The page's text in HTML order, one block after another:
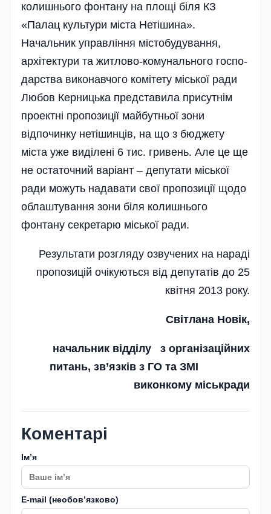
колишнього фонтану на площі біля КЗ
«Палац культури міста Нетішина».
Начальник управління містобудування,
архітектури та жит­лов­о-комунального госпо-
дарства виконавчого комітету міської ради
Любов Керницька представила присутнім
проектні пропозиції майбутньої зони
відпочинку нетішинців, на що з бюджету
міста уже виділені 6 тис. гривень. Але це ще
не остаточний варіант – депутати міської
ради можуть надавати свої пропозиції щодо
облаштування зони біля колишнього
фонтану секретарю міської ради.
Результати розгляду озвучених на нараді
пропозицій очікуються від депутатів до 25
квітня 2013 року.
Світлана Новік,
начальник відділу з організаційних
питань, зв’язків з ГО та ЗМІ
виконкому міськради
Коментарі
Імʼя
E-mail (необовʼязково)